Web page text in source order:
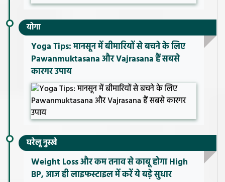
योगा
Yoga Tips: मानसून में बीमारियों से बचने के लिए
Pawanmuktasana और Vajrasana हैं सबसे
कारगर उपाय
घरेलू नुस्खे
Weight Loss और कम तनाव से काबू होगा High
BP, आज ही लाइफस्टाइल में करें ये बड़े सुधार